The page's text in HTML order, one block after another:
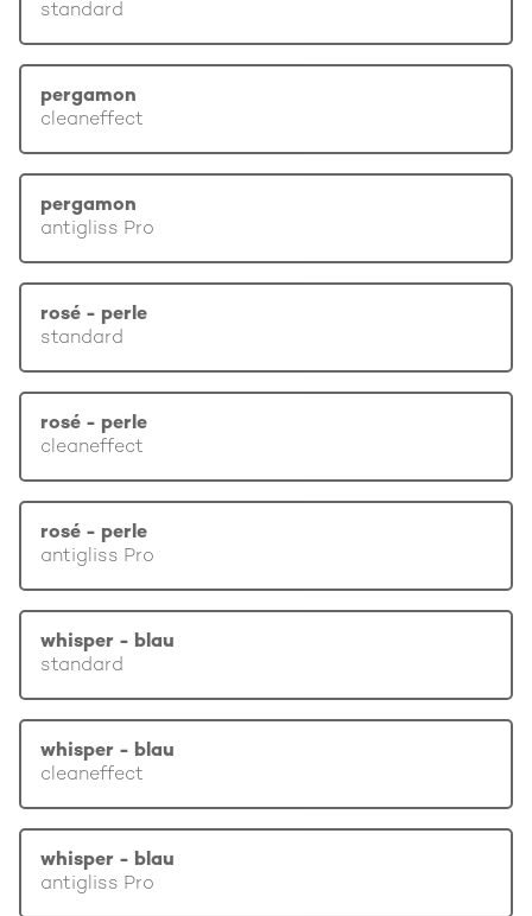
standard
pergamon
cleaneffect
pergamon
antigliss Pro
rosé - perle
standard
rosé - perle
cleaneffect
rosé - perle
antigliss Pro
whisper - blau
standard
whisper - blau
cleaneffect
whisper - blau
antigliss Pro